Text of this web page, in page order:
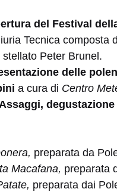
del Festival
Tecnica composta
Peter Brunel.
delle
a cura di Centro
preparata da
Macafana, preparata
preparata dai